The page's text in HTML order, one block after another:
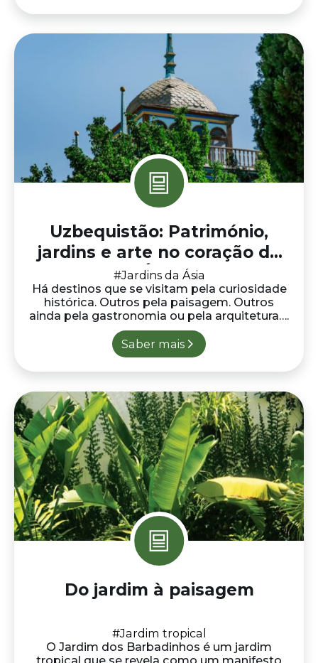
Uzbequistão: Património,
jardins e arte no coração da
Ásia
#Jardins da Ásia
Há destinos que se visitam pela curiosidade
histórica. Outros pela paisagem. Outros
ainda pela gastronomia ou pela arquitetura….
Saber mais
Do jardim à paisagem
#Jardim tropical
O Jardim dos Barbadinhos é um jardim
tropical que se revela como um manifesto
paisagístico onde ciência botânica,…
Saber mais